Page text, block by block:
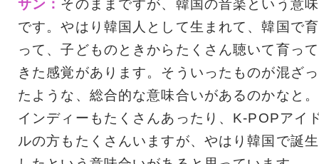
サン： そのままですが、韓国の音楽という意味
です。やはり韓国人として生まれて、韓国で育
って、子どものときからたくさん聴いて育って
きた感覚があります。そういったものが混ざっ
たような、総合的な意味合いがあるのかなと。
インディーもたくさんあったり、K-POPアイ
ルの方もたくさんいますが、やはり韓国で誕生